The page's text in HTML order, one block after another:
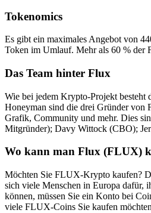
Tokenomics
Es gibt ein maximales Angebot von
Token im Umlauf. Mehr als 60 % der
Das Team hinter Flux
Wie bei jedem Krypto-Projekt besteht
Honeyman sind die drei Gründer von
Grafik, Community und mehr. Dies
Mitgründer); Davy Wittock (CBO);
Wo kann man Flux (FLUX)
Möchten Sie FLUX-Krypto kaufen?
sich viele Menschen in Europa dafür,
können, müssen Sie ein Konto bei
viele FLUX-Coins Sie kaufen